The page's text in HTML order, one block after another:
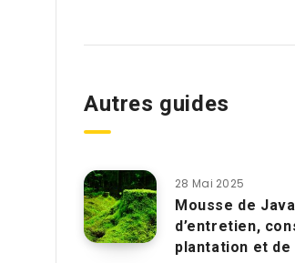
Autres guides
28 Mai 2025
Mousse de
d’entretien,
plantation et